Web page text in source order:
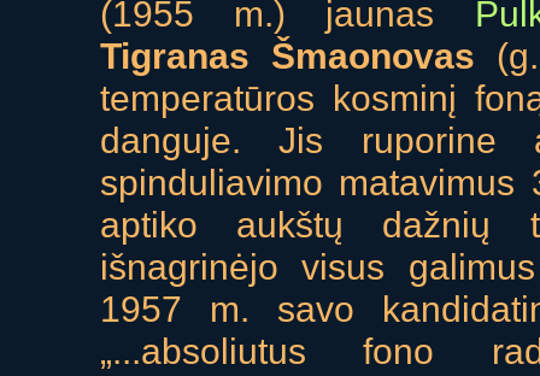
(1955 m.) jaunas
Tigranas Šmaonovas
temperatūros kosminį
danguje. Jis ruporine
spinduliavimo
aptiko aukštų dažnių
išnagrinėjo visus
1957 m. savo
„...absoliutus fono